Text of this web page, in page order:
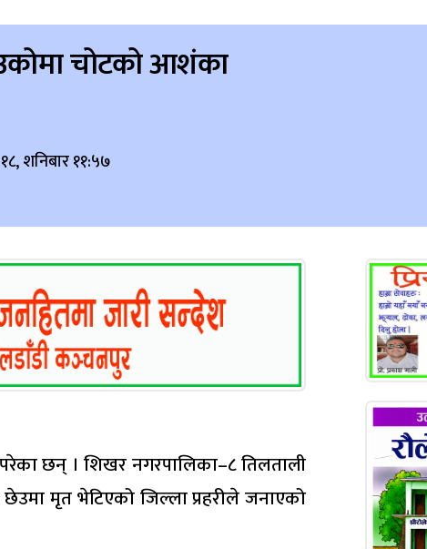
चोटको आशंका
शनिबार ११:५७
छन् । शिखर नगरपालिका–८ तिलताली
मृत भेटिएको जिल्ला प्रहरीले जनाएको